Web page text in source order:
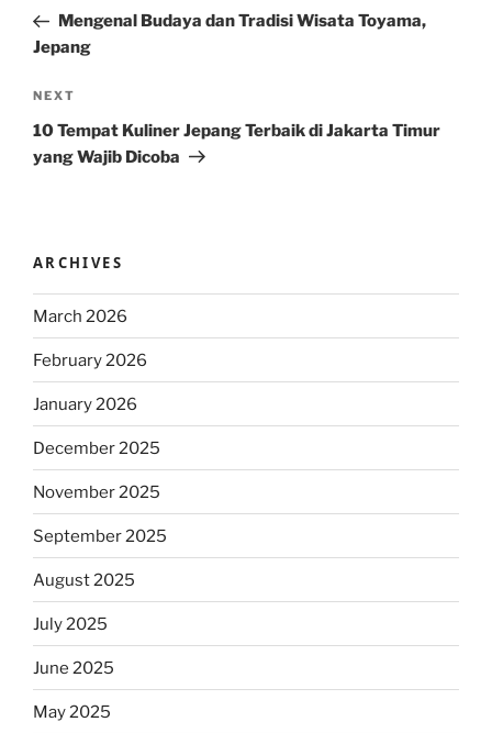
PostMengenal Budaya dan Tradisi Wisata Toyama,
Jepang
Next
Post
NEXT
10 Tempat Kuliner Jepang Terbaik di Jakarta Timur
yang Wajib Dicoba
ARCHIVES
March 2026
February 2026
January 2026
December 2025
November 2025
September 2025
August 2025
July 2025
June 2025
May 2025